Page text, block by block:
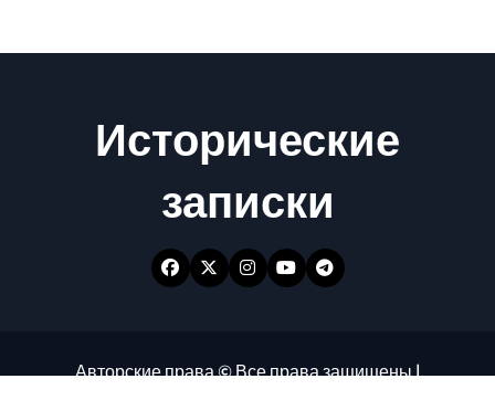
Исторические
записки
Авторские права © Все права защищены|